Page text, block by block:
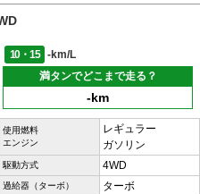
10・15
-km/L
満タンでどこまで走る？
-km
使用燃料
エンジン
レギュラー
ガソリン
駆動方式 4WD
過給器（ターボ） ターボ